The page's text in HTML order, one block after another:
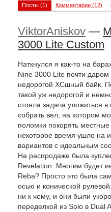
Посты (1) Комментарии (12)
ViktorAniskov —
3000 Lite Custom
Наткнулся я как-то на
Nine 3000 Lite почти
недорогой ХСшный байк.
такой уж недорогой и
стояла задача уложиться
собрать вел, на котором
поломки покорять
некоторое время ушло на
вариантов с идеальным
На распродаже была
Revelation. Многим будет
Reba? Просто это была
осью и конической
ни к чему, и они были
переделкой из Solo в Dual